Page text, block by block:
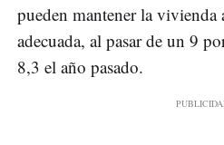
pueden mantener la vivienda
adecuada, al pasar de un 9
8,3 el año pasado.